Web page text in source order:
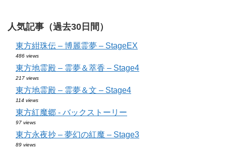
人気記事（過去30日間）
東方紺珠伝 – 博麗霊夢 – StageEX
486 views
東方地霊殿 – 霊夢＆萃香 – Stage4
217 views
東方地霊殿 – 霊夢＆文 – Stage4
114 views
東方紅魔郷 - バックストーリー
97 views
東方永夜抄 – 夢幻の紅魔 – Stage3
89 views